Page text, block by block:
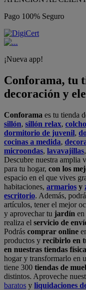
Pago 100% Seguro
¡Nueva app!
Conforama, tu
decoración y
Conforama es tu tienda
sillón, sillón relax,
dormitorio de juvenil,
cocinas a medida,
microondas, lavavajillas,
Descubre nuestra amplia
para tu hogar, con los
espacio en el que vives
habitaciones, armarios y
escritorio. Además,
artículos, tener el mejor
y aprovechar tu jardín
realiza el servicio de
Podrás comprar online
productos y recibirlo en
en nuestras tiendas
hogar y transformarlo en
tiene 300 tiendas de
distintos. Aproveche
baratos y liquidaciones